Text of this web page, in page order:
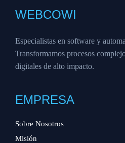
WEBCOWI
Especialistas en software y
Transformamos procesos
digitales de alto impacto.
EMPRESA
Sobre Nosotros
Misión